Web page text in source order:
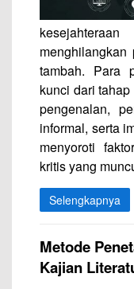
tambah. Para
kunci dari
pengenalan,
informal, serta
menyoroti
kritis yang
Selengkapnya
Metode
Kajian